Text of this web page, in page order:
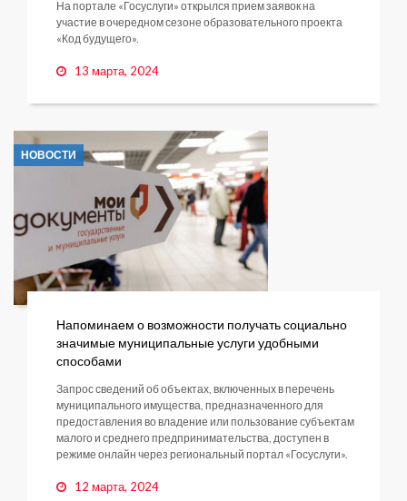
На портале «Госуслуги» открылся прием заявок на
участие в очередном сезоне образовательного проекта
«Код будущего».
13 марта, 2024
НОВОСТИ
Напоминаем о возможности получать социально
значимые муниципальные услуги удобными
способами
Запрос сведений об объектах, включенных в перечень
муниципального имущества, предназначенного для
предоставления во владение или пользование субъектам
малого и среднего предпринимательства, доступен в
режиме онлайн через региональный портал «Госуслуги».
12 марта, 2024